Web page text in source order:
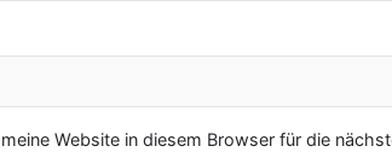
Website in diesem Browser für die